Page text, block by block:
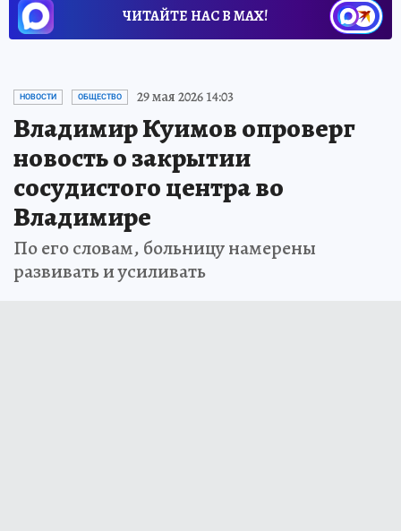
ЧИТАЙТЕ НАС В МАХ!
НОВОСТИ ОБЩЕСТВО 29 мая 2026 14:03
Владимир Куимов опроверг
новость о закрытии
сосудистого центра во
Владимире
По его словам, больницу намерены
развивать и усиливать